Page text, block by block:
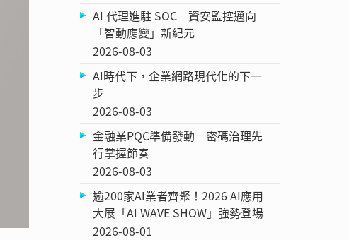
AI 代理進駐 SOC 資安監控邁向
「智動應變」新紀元
2026-08-03
AI時代下，企業網路現代化的下一
步
2026-08-03
金融業PQC準備發動 密碼治理先
行掌握節奏
2026-08-03
逾200家AI業者齊聚！2026 AI應用
大展「AI WAVE SHOW」強勢登場
2026-08-01